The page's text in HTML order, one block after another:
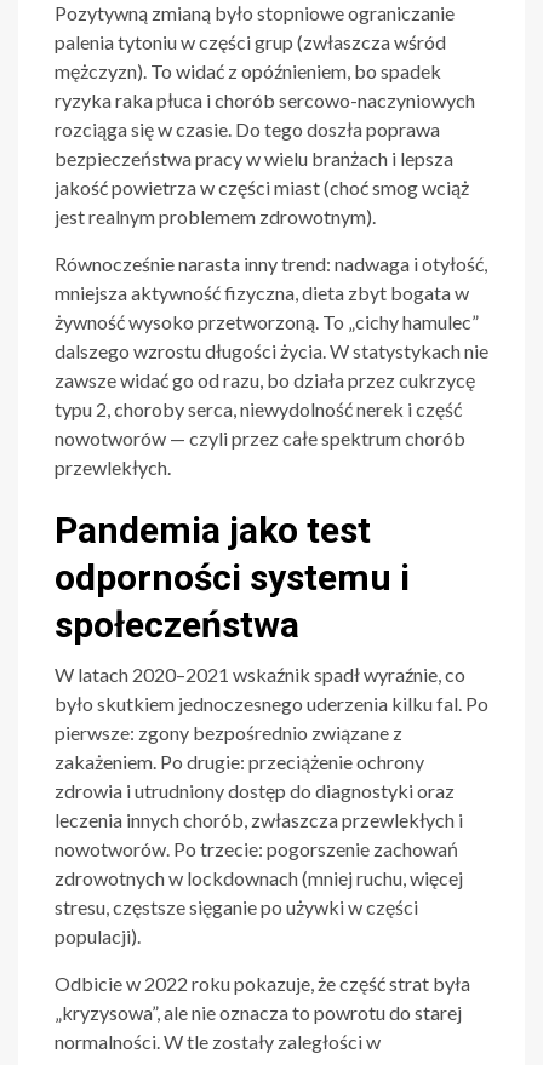
Pozytywną zmianą było stopniowe ograniczanie
palenia tytoniu w części grup (zwłaszcza wśród
mężczyzn). To widać z opóźnieniem, bo spadek
ryzyka raka płuca i chorób sercowo-naczyniowych
rozciąga się w czasie. Do tego doszła poprawa
bezpieczeństwa pracy w wielu branżach i lepsza
jakość powietrza w części miast (choć smog wciąż
jest realnym problemem zdrowotnym).
Równocześnie narasta inny trend: nadwaga i otyłość,
mniejsza aktywność fizyczna, dieta zbyt bogata w
żywność wysoko przetworzoną. To „cichy hamulec”
dalszego wzrostu długości życia. W statystykach nie
zawsze widać go od razu, bo działa przez cukrzycę
typu 2, choroby serca, niewydolność nerek i część
nowotworów — czyli przez całe spektrum chorób
przewlekłych.
Pandemia jako test
odporności systemu i
społeczeństwa
W latach 2020–2021 wskaźnik spadł wyraźnie, co
było skutkiem jednoczesnego uderzenia kilku fal. Po
pierwsze: zgony bezpośrednio związane z
zakażeniem. Po drugie: przeciążenie ochrony
zdrowia i utrudniony dostęp do diagnostyki oraz
leczenia innych chorób, zwłaszcza przewlekłych i
nowotworów. Po trzecie: pogorszenie zachowań
zdrowotnych w lockdownach (mniej ruchu, więcej
stresu, częstsze sięganie po używki w części
populacji).
Odbicie w 2022 roku pokazuje, że część strat była
„kryzysowa”, ale nie oznacza to powrotu do starej
normalności. W tle zostały zaległości w